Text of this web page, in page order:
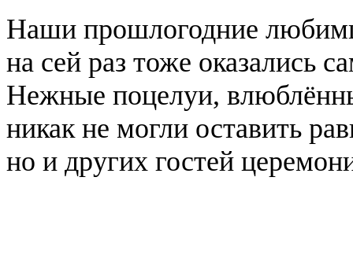
Наши прошлогодние
на сей раз тоже оказались
Нежные поцелуи,
никак не могли оставить
но и других гостей